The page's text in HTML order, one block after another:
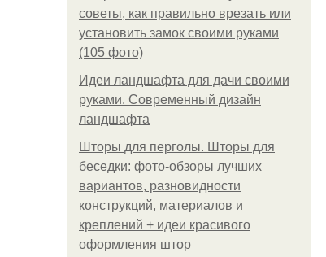
советы, как правильно врезать или
установить замок своими руками
(105 фото)
Идеи ландшафта для дачи своими
руками. Современный дизайн
ландшафта
Шторы для перголы. Шторы для
беседки: фото-обзоры лучших
вариантов, разновидности
конструкций, материалов и
креплений + идеи красивого
оформления штор